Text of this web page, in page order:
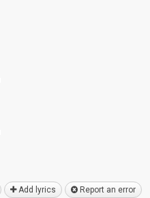
Add lyrics Report an error